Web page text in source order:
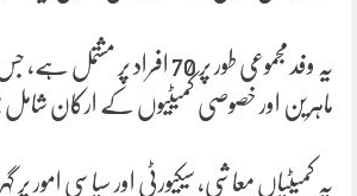
ماہرین اور خصوصی کمیٹیوں کے ارکان شامل
یہ کمیٹیاں معاشی، سیکیورٹی اور سیاسی امور پر